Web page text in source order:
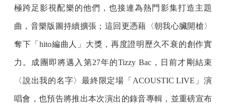
極跨足影視配樂的他們，也接連為熱門影集打造主題
曲，音樂版圖持續擴張；這回更憑藉〈朝我心臟開槍〉
奪下「hito編曲人」大獎，再度證明歷久不衰的創作實
力。成團即將邁入第27年的Tizzy Bac，日前才剛結束
〈說出我的名字〉最終限定場「ACOUSTIC LIVE」演
唱會，也預告將推出本次演出的錄音專輯，並重磅宣布